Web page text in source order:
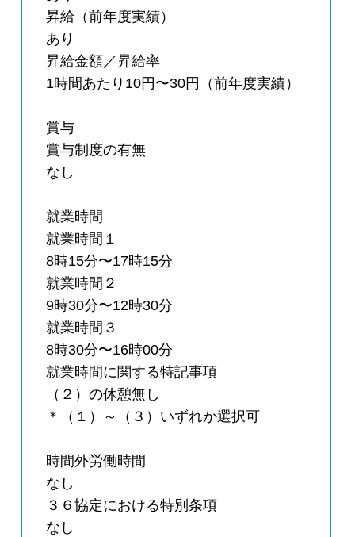
昇給（前年度実績）
あり
昇給金額／昇給率
1時間あたり10円〜30円（前年度実績）
賞与
賞与制度の有無
なし
就業時間
就業時間１
8時15分〜17時15分
就業時間２
9時30分〜12時30分
就業時間３
8時30分〜16時00分
就業時間に関する特記事項
（２）の休憩無し
＊（１）～（３）いずれか選択可
時間外労働時間
なし
３６協定における特別条項
なし